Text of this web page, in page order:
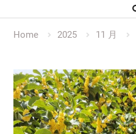
Home 2025 11 月